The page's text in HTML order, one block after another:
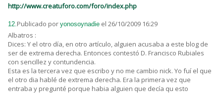
http://www.creatuforo.com/foro/index.php
12.Publicado por yonosoynadie el 26/10/2009 16:29
Albatros :
Dices: Y el otro día, en otro artículo, alguien acusaba a este blog de
ser de extrema derecha. Entonces contestó D. Francisco Rubiales
con sencillez y contundencia.
Esta es la tercera vez que escribo y no me cambio nick. Yo fuí el que
el otro dia hablé de extrema derecha. Era la primera vez que
entraba y pregunté porque habia alguien que decía qu esto